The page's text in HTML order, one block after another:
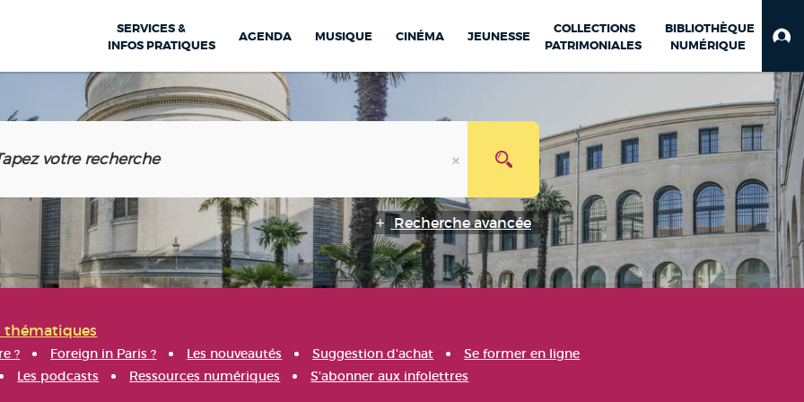
SERVICES &
INFOS PRATIQUES
AGENDA MUSIQUE CINÉMA JEUNESSE
COLLECTIONS
PATRIMONIALES
BIBLIOTHÈQUE
NUMÉRIQUE
Recherche avancée
thématiques
? Foreign in Paris ? Les nouveautés Suggestion d'achat
Se former en ligne
Les podcasts Ressources numériques S'abonner aux infolettres